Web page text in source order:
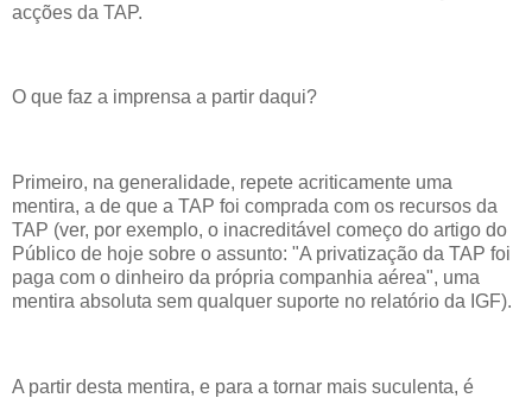
acções da TAP.
O que faz a imprensa a partir daqui?
Primeiro, na generalidade, repete acriticamente uma
mentira, a de que a TAP foi comprada com os recursos da
TAP (ver, por exemplo, o inacreditável começo do artigo do
Público de hoje sobre o assunto: "A privatização da TAP foi
paga com o dinheiro da própria companhia aérea", uma
mentira absoluta sem qualquer suporte no relatório da IGF).
A partir desta mentira, e para a tornar mais suculenta, é